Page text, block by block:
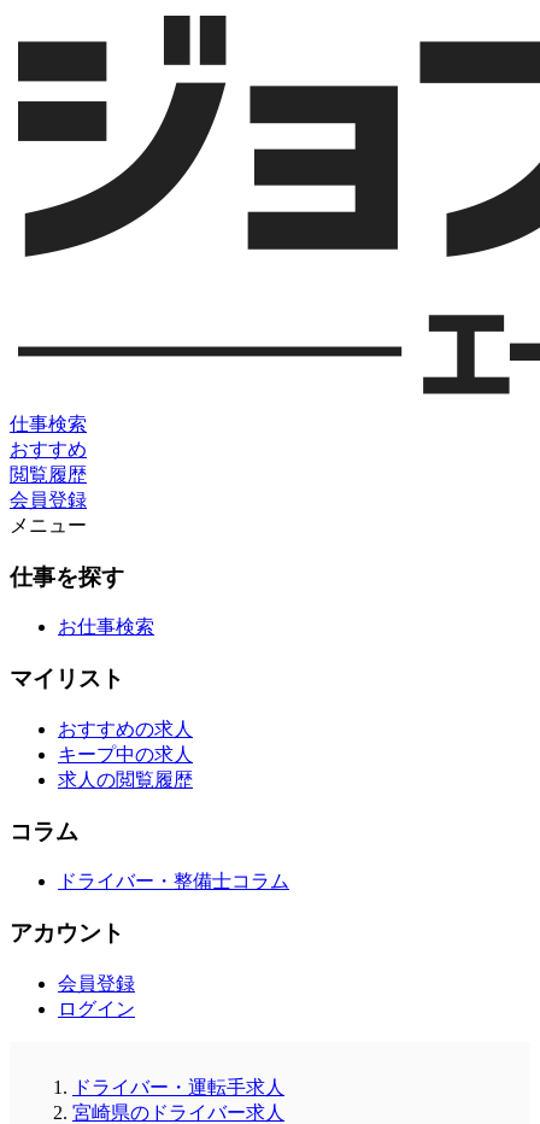
仕事検索
おすすめ
閲覧履歴
会員登録
メニュー
仕事を探す
お仕事検索
マイリスト
おすすめの求人
キープ中の求人
求人の閲覧履歴
コラム
ドライバー・整備士コラム
アカウント
会員登録
ログイン
ドライバー・運転手求人
宮崎県のドライバー求人